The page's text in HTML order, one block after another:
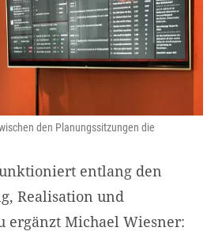
den Planungssitzungen die
entlang den
Realisation und
ergänzt Michael Wiesner: